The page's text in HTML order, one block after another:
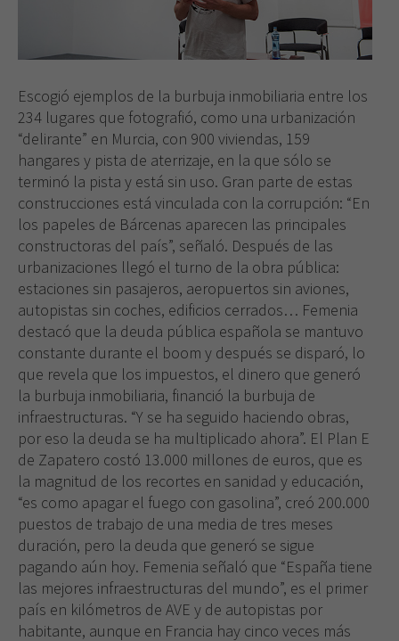
Escogió ejemplos de la burbuja inmobiliaria entre los
234 lugares que fotografió, como una urbanización
“delirante” en Murcia, con 900 viviendas, 159
hangares y pista de aterrizaje, en la que sólo se
terminó la pista y está sin uso. Gran parte de estas
construcciones está vinculada con la corrupción: “En
los papeles de Bárcenas aparecen las principales
constructoras del país”, señaló. Después de las
urbanizaciones llegó el turno de la obra pública:
estaciones sin pasajeros, aeropuertos sin aviones,
autopistas sin coches, edificios cerrados… Femenia
destacó que la deuda pública española se mantuvo
constante durante el boom y después se disparó, lo
que revela que los impuestos, el dinero que generó
la burbuja inmobiliaria, financió la burbuja de
infraestructuras. “Y se ha seguido haciendo obras,
por eso la deuda se ha multiplicado ahora”. El Plan E
de Zapatero costó 13.000 millones de euros, que es
la magnitud de los recortes en sanidad y educación,
“es como apagar el fuego con gasolina”, creó 200.000
puestos de trabajo de una media de tres meses
duración, pero la deuda que generó se sigue
pagando aún hoy. Femenia señaló que “España tiene
las mejores infraestructuras del mundo”, es el primer
país en kilómetros de AVE y de autopistas por
habitante, aunque en Francia hay cinco veces más